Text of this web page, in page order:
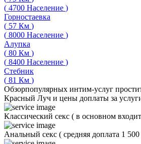
( 4700 Население )
Горностаевка
( 57 Км )
( 8000 Население )
Алупка
( 80 Км )
( 8400 Население )
Стебник
( 81 Км )
Обзорпопулярных интим-услуг
Красный Луч и цены доплаты за
Классический секс ( в основном
Анальный секс ( средняя доплата 1 500